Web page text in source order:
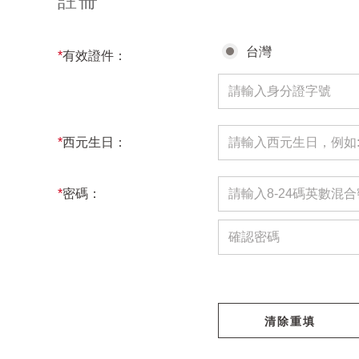
*有效證件： 台灣
*西元生日：
*密碼：